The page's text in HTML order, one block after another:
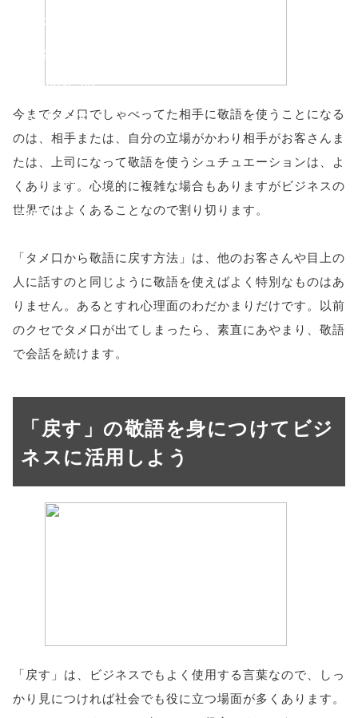
'width=550,
height=450,
menubar=no,
toolbar=no,
scrollbars=yes'
); return
false;"> シェア
今までタメ口でしゃべってた相手に敬語を使うことになる
のは、相手または、自分の立場がかわり相手がお客さんま
たは、上司になって敬語を使うシュチュエーションは、よ
くあります。心境的に複雑な場合もありますがビジネスの
世界ではよくあることなので割り切ります。
「タメ口から敬語に戻す方法」は、他のお客さんや目上の
人に話すのと同じように敬語を使えばよく特別なものはあ
りません。あるとすれ心理面のわだかまりだけです。以前
のクセでタメ口が出てしまったら、素直にあやまり、敬語
で会話を続けます。
「戻す」の敬語を身につけてビジ
ネスに活用しよう
「戻す」は、ビジネスでもよく使用する言葉なので、しっ
かり見につければ社会でも役に立つ場面が多くあります。